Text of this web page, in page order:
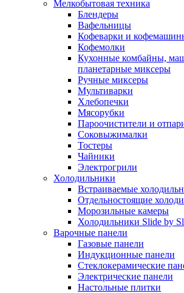
Мелкобытовая техника
Блендеры
Вафельницы
Кофеварки и
Кофемолки
Кухонные комбайны,
планетарные миксеры
Ручные миксеры
Мультиварки
Хлебопечки
Мясорубки
Пароочистители и
Соковыжималки
Тостеры
Чайники
Электрогрили
Холодильники
Встраиваемые
Отдельностоящие
Морозильные камеры
Холодильники Slide by
Варочные панели
Газовые панели
Индукционные панели
Стеклокерамические
Электрические панели
Настольные плитки